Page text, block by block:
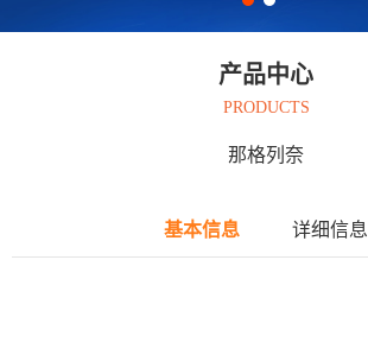
产品中心
PRODUCTS
那格列奈
基本信息 详细信息